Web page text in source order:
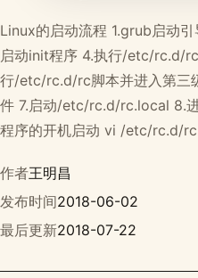
Linux的启动流程 1.grub启动
启动init程序 4.执行/etc/rc.d/
行/etc/rc.d/rc脚本并进入第三
件 7.启动/etc/rc.d/rc.local 8.
程序的开机启动 vi /etc/rc.d/
作者王明昌
发布时间2018-06-02
最后更新2018-07-22